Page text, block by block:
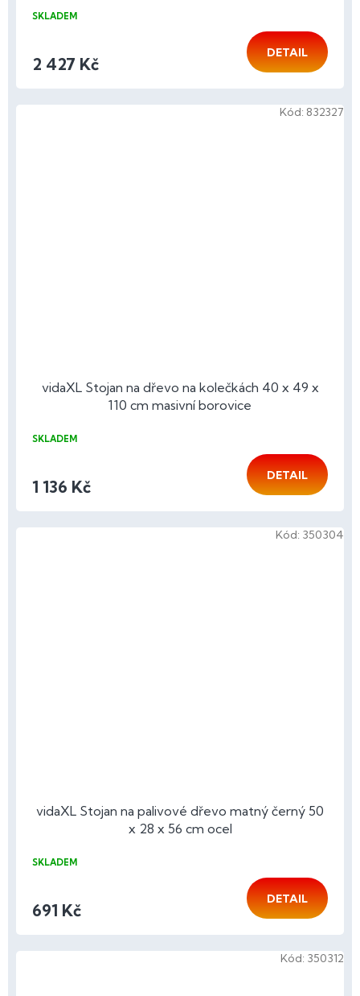
SKLADEM
2 427 Kč
DETAIL
vidaXL Stojan na dřevo na kolečkách 40 x 49 x
110 cm masivní borovice
SKLADEM
1 136 Kč
DETAIL
Kód: 832327
vidaXL Stojan na palivové dřevo matný černý 50
x 28 x 56 cm ocel
SKLADEM
691 Kč
DETAIL
Kód: 350304
Kód: 350312